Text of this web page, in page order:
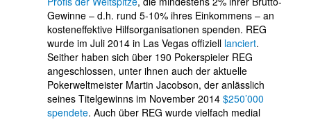
Gewinne – d.h. rund 5-10% ihres Einkommens – an
kosteneffektive Hilfsorganisationen spenden. REG
wurde im Juli 2014 in Las Vegas offiziell lanciert.
Seither haben sich über 190 Pokerspieler REG
angeschlossen, unter ihnen auch der aktuelle
Pokerweltmeister Martin Jacobson, der anlässlich
seines Titelgewinns im November 2014 $250’000
spendete. Auch über REG wurde vielfach medial